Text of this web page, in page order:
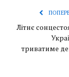
Літнє
триватиме